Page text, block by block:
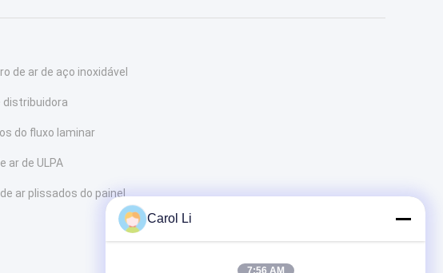
de ar de aço inoxidável
distribuidora
do fluxo laminar
ar de ULPA
ar plissados do painel
Carol Li
7:56 AM